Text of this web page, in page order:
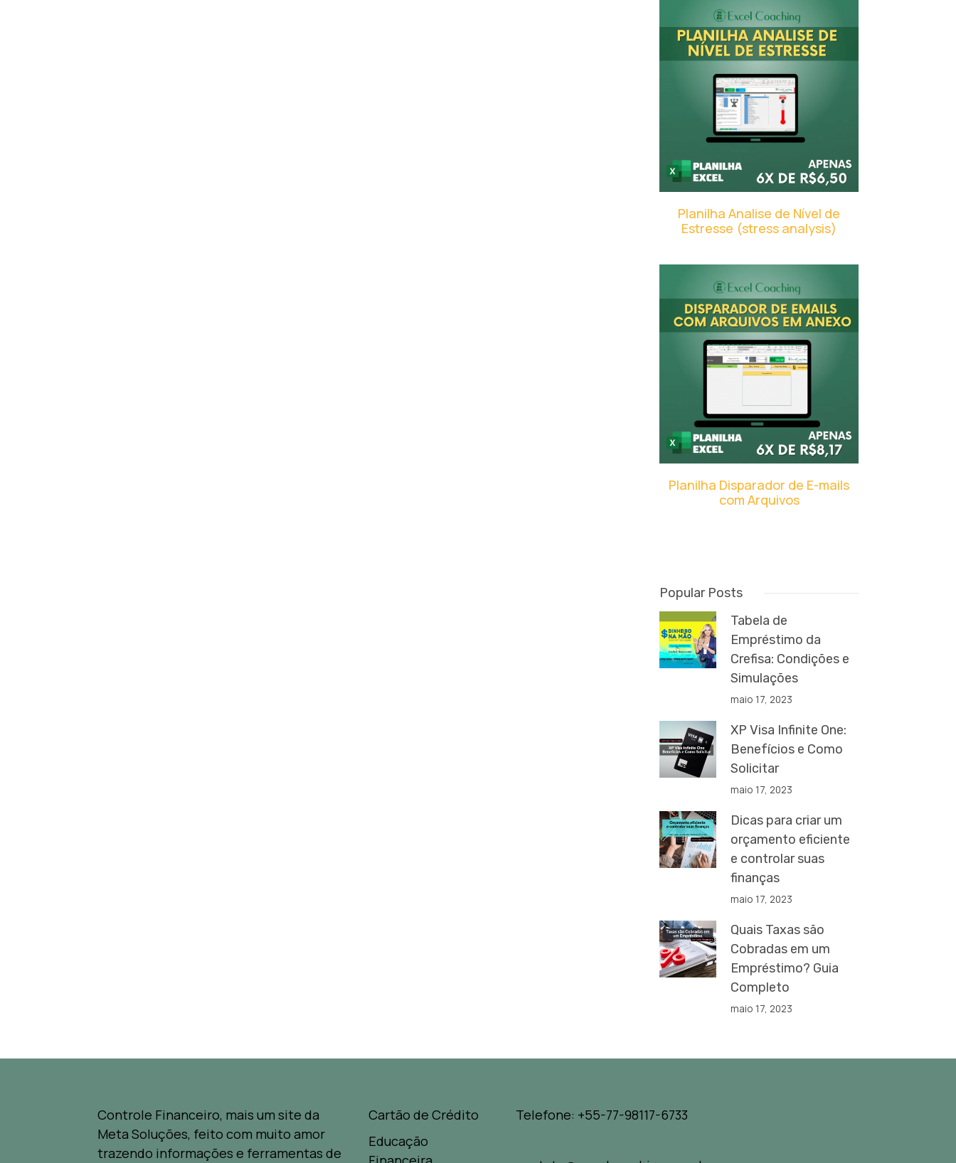
Planilha Analise de Nível de
Estresse (stress analysis)
Planilha Disparador de E-mails
com Arquivos
Popular Posts
Tabela de
Empréstimo da
Crefisa: Condições e
Simulações
maio 17, 2023
XP Visa Infinite One:
Benefícios e Como
Solicitar
maio 17, 2023
Dicas para criar um
orçamento eficiente
e controlar suas
finanças
maio 17, 2023
Quais Taxas são
Cobradas em um
Empréstimo? Guia
Completo
maio 17, 2023
Controle Financeiro, mais um site da
Meta Soluções, feito com muito amor
trazendo informações e ferramentas de
Cartão de Crédito
Educação
Telefone: +55-77-98117-6733